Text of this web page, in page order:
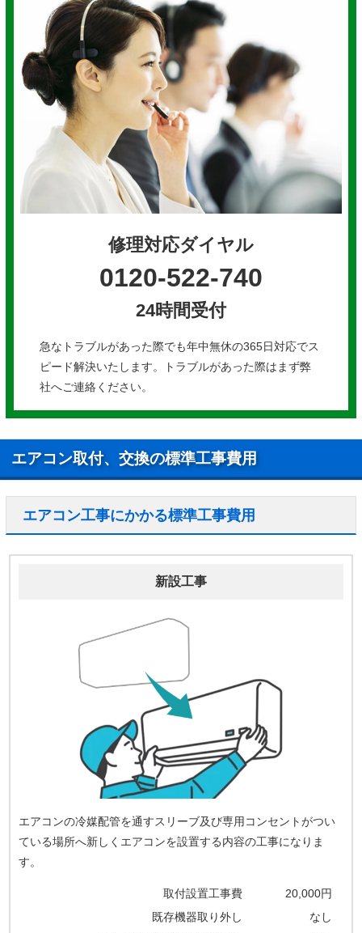
修理対応ダイヤル
0120-522-740
24時間受付
急なトラブルがあった際でも年中無休の365日対応でス
ピード解決いたします。トラブルがあった際はまず弊
社へご連絡ください。
エアコン取付、交換の標準工事費用
エアコン工事にかかる標準工事費用
新設工事
エアコンの冷媒配管を通すスリーブ及び専用コンセントがつい
ている場所へ新しくエアコンを設置する内容の工事になりま
す。
取付設置工事費
20,000円
既存機器取り外し
なし